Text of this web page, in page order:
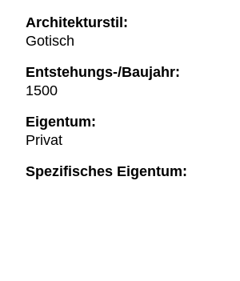
Architekturstil:
Gotisch
Entstehungs-/Baujahr:
1500
Eigentum:
Privat
Spezifisches Eigentum: